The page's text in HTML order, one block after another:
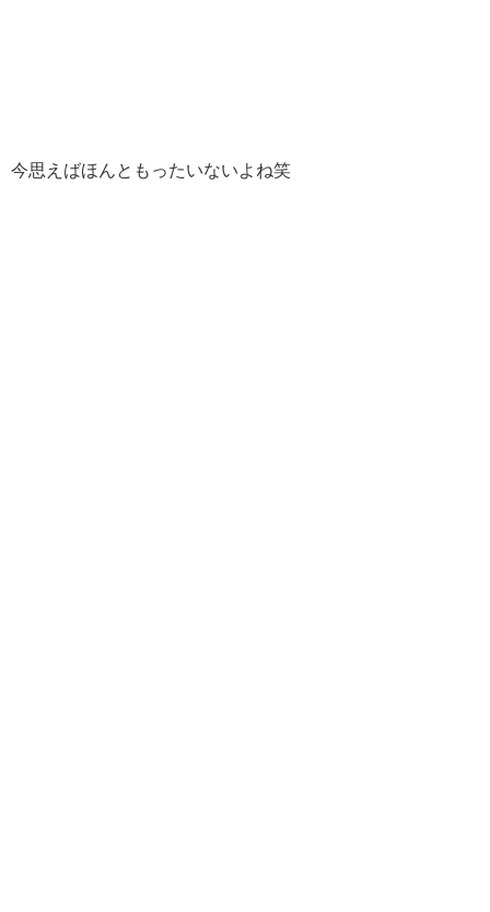
今思えばほんともったいないよね笑